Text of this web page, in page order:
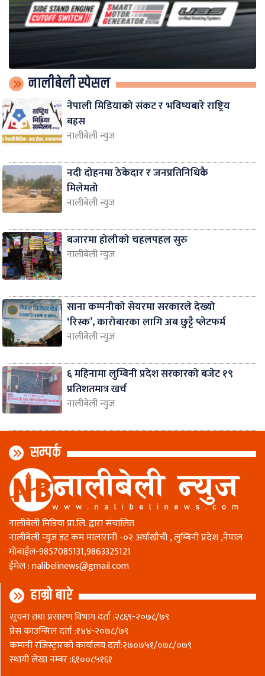
नालीबेली स्पेसल
नेपाली मिडियाको संकट र भविष्यबारे राष्ट्रिय
बहस
नालीबेली न्युज
नदी दोहनमा ठेकेदार र जनप्रतिनिधिकै
मिलेमतो
नालीबेली न्युज
बजारमा होलीको चहलपहल सुरु
नालीबेली न्युज
साना कम्पनीको सेयरमा सरकारले देख्यो
‘रिस्क’, कारोबारका लागि अब छुट्टै प्लेटफर्म
नालीबेली न्युज
६ महिनामा लुम्बिनी प्रदेश सरकारको बजेट १९
प्रतिशतमात्र खर्च
नालीबेली न्युज
सम्पर्क
नालीबेली मिडिया प्रा.लि. द्वारा संचालित
नालीबेली न्युज डट कम मालारानी -०२ अर्घाखाँची , लुम्बिनी प्रदेश ,नेपाल
माेबाईल-9857085131,9863325121
ईमेल :nalibelinews@gmail.com
हाम्रो बारे
सूचना तथा प्रसारण विभाग दर्ता :२८६९-२०७८/७९
प्रेस काउन्सिल दर्ता :१४४-२०७८/७९
कम्पनी रजिस्ट्रारकाे कार्यालय दर्ता:२७०७५१/०७८/०७९
स्थायी लेखा नम्बर :६१००८५१६१